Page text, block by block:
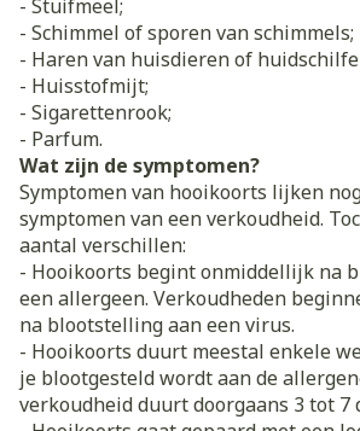
- Stuifmeel;
- Schimmel of sporen van schimmels;
- Haren van huisdieren of
- Huisstofmijt;
- Sigarettenrook;
- Parfum.
Wat zijn de symptomen?
Symptomen van hooikoorts lijken
symptomen van een verkoudheid.
aantal verschillen:
- Hooikoorts begint onmiddellijk na
een allergeen. Verkoudheden
na blootstelling aan een virus.
- Hooikoorts duurt meestal enkele
je blootgesteld wordt aan de
verkoudheid duurt doorgaans 3 tot 7